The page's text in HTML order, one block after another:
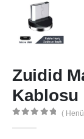
Zuidid
Kablosu
(